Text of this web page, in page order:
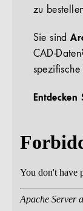
zu
Sie sind
CAD-